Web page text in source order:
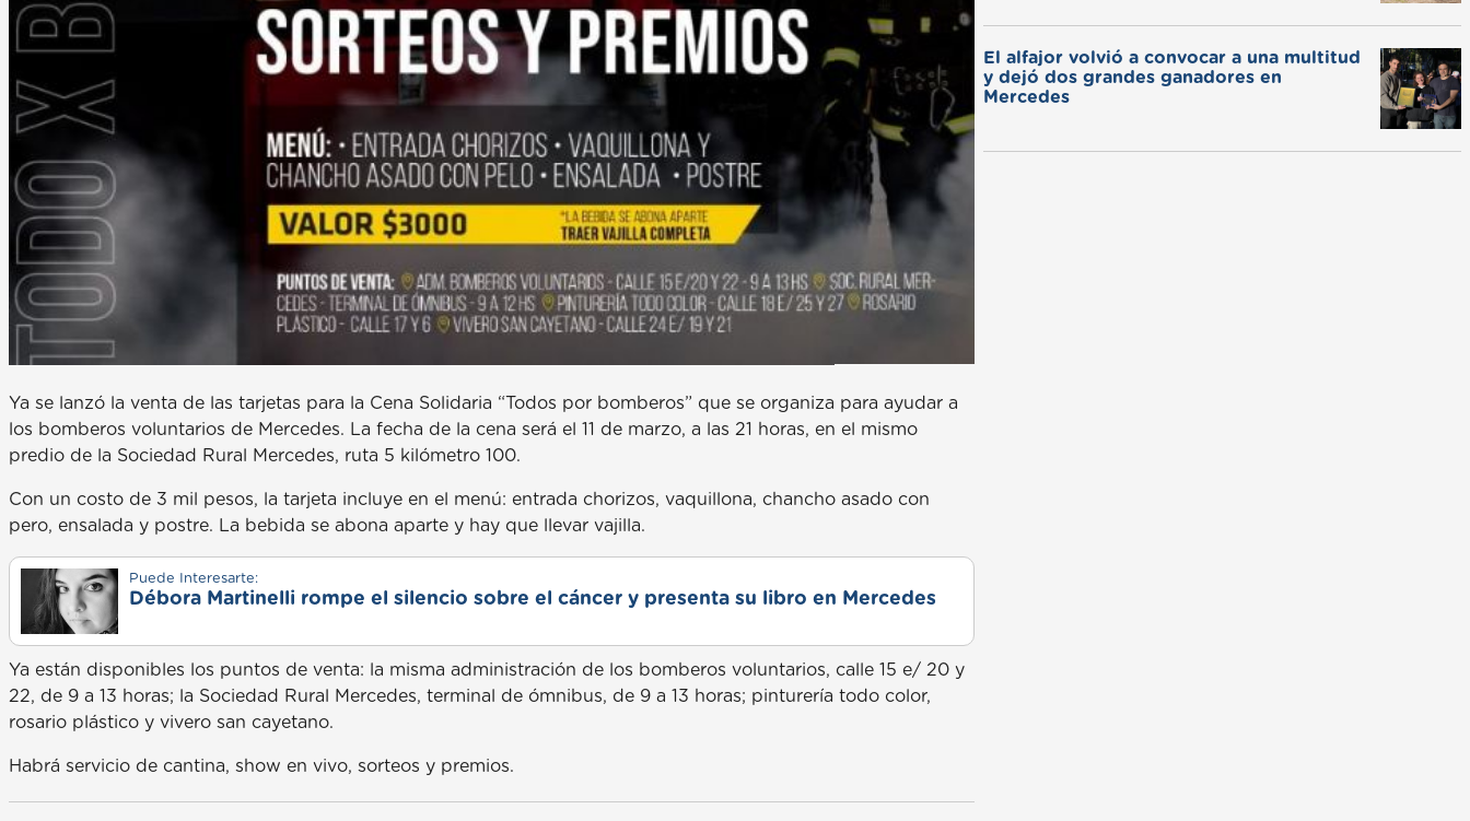
Ya se lanzó la venta de las tarjetas para la Cena Solidaria “Todos por bomberos” que se organiza para ayudar a
los bomberos voluntarios de Mercedes. La fecha de la cena será el 11 de marzo, a las 21 horas, en el mismo
predio de la Sociedad Rural Mercedes, ruta 5 kilómetro 100.
Con un costo de 3 mil pesos, la tarjeta incluye en el menú: entrada chorizos, vaquillona, chancho asado con
pero, ensalada y postre. La bebida se abona aparte y hay que llevar vajilla.
Puede Interesarte:
Débora Martinelli rompe el silencio sobre el cáncer y presenta su libro en Mercedes
Ya están disponibles los puntos de venta: la misma administración de los bomberos voluntarios, calle 15 e/ 20 y
22, de 9 a 13 horas; la Sociedad Rural Mercedes, terminal de ómnibus, de 9 a 13 horas; pinturería todo color,
rosario plástico y vivero san cayetano.
Habrá servicio de cantina, show en vivo, sorteos y premios.
El alfajor volvió a convocar a una multitud
y dejó dos grandes ganadores en
Mercedes